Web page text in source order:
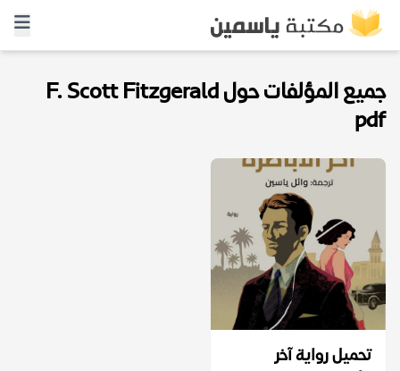
جميع المؤلفات حول F. Scott Fitzgerald
pdf
تحميل رواية آخر